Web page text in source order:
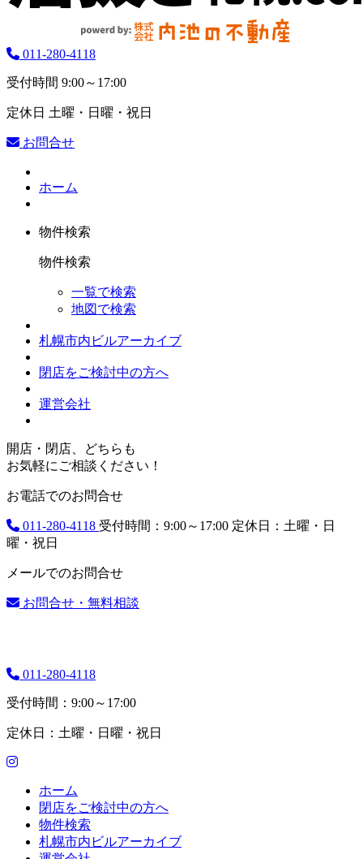
011-280-4118
受付時間 9:00～17:00
定休日 土曜・日曜・祝日
お問合せ
ホーム
物件検索
物件検索
一覧で検索
地図で検索
札幌市内ビルアーカイブ
閉店をご検討中の方へ
運営会社
開店・閉店、どちらも
お気軽にご相談ください！
お電話でのお問合せ
011-280-4118 受付時間：9:00～17:00 定休日：土曜・日
曜・祝日
メールでのお問合せ
お問合せ・無料相談
011-280-4118
受付時間：9:00～17:00
定休日：土曜・日曜・祝日
ホーム
閉店をご検討中の方へ
物件検索
札幌市内ビルアーカイブ